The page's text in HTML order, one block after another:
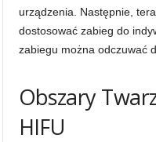
urządzenia. Następnie,
dostosować zabieg do
zabiegu można odczuwać
Obszary
HIFU